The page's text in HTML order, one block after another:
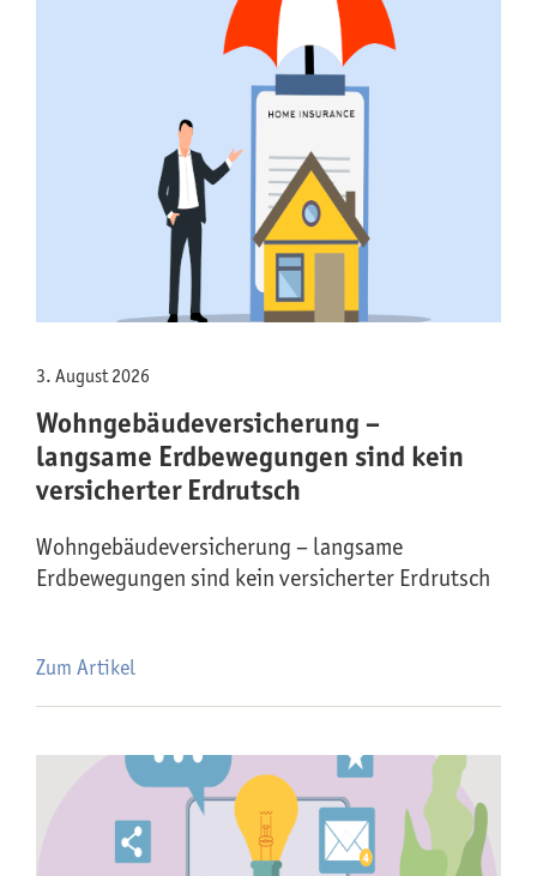
3. August 2026
Wohngebäude­versicherung –
langsame Erdbewegungen sind kein
versicherter Erdrutsch
Wohngebäude­versicherung – langsame
Erdbewegungen sind kein versicherter Erdrutsch
Zum Artikel